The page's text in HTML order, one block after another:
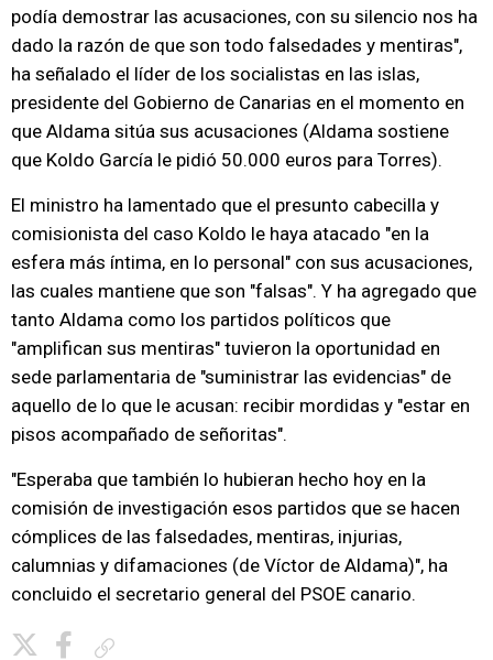
podía demostrar las acusaciones, con su silencio nos ha
dado la razón de que son todo falsedades y mentiras",
ha señalado el líder de los socialistas en las islas,
presidente del Gobierno de Canarias en el momento en
que Aldama sitúa sus acusaciones (Aldama sostiene
que Koldo García le pidió 50.000 euros para Torres).
El ministro ha lamentado que el presunto cabecilla y
comisionista del caso Koldo le haya atacado "en la
esfera más íntima, en lo personal" con sus acusaciones,
las cuales mantiene que son "falsas". Y ha agregado que
tanto Aldama como los partidos políticos que
"amplifican sus mentiras" tuvieron la oportunidad en
sede parlamentaria de "suministrar las evidencias" de
aquello de lo que le acusan: recibir mordidas y "estar en
pisos acompañado de señoritas".
"Esperaba que también lo hubieran hecho hoy en la
comisión de investigación esos partidos que se hacen
cómplices de las falsedades, mentiras, injurias,
calumnias y difamaciones (de Víctor de Aldama)", ha
concluido el secretario general del PSOE canario.